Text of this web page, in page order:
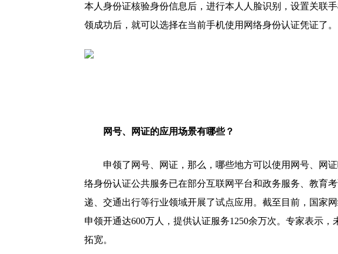
本人身份证核验身份信息后，进行本人人脸识别，设置关联
领成功后，就可以选择在当前手机使用网络身份认证凭证了。
网号、网证的应用场景有哪些？
申领了网号、网证，那么，哪些地方可以使用网号、网
络身份认证公共服务已在部分互联网平台和政务服务、教育
递、交通出行等行业领域开展了试点应用。截至目前，国家
申领开通达600万人，提供认证服务1250余万次。专家表示
拓宽。